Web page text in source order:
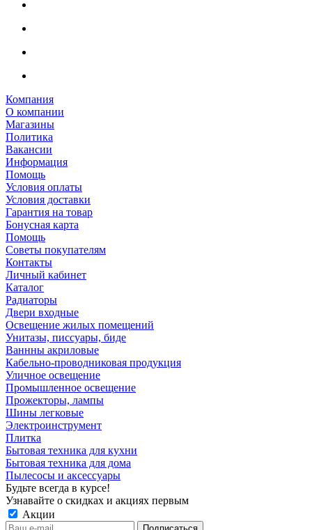
Компания
О компании
Магазины
Политика
Вакансии
Информация
Помощь
Условия оплаты
Условия доставки
Гарантия на товар
Бонусная карта
Помощь
Советы покупателям
Контакты
Личный кабинет
Каталог
Радиаторы
Двери входные
Освещение жилых помещений
Унитазы, писсуары, биде
Ваннны акриловые
Кабельно-проводниковая продукция
Уличное освещение
Промышленное освещение
Прожекторы, лампы
Шины легковые
Электроинструмент
Плитка
Бытовая техника для кухни
Бытовая техника для дома
Пылесосы и аксессуары
Будьте всегда в курсе!
Узнавайте о скидках и акциях первым
Акции